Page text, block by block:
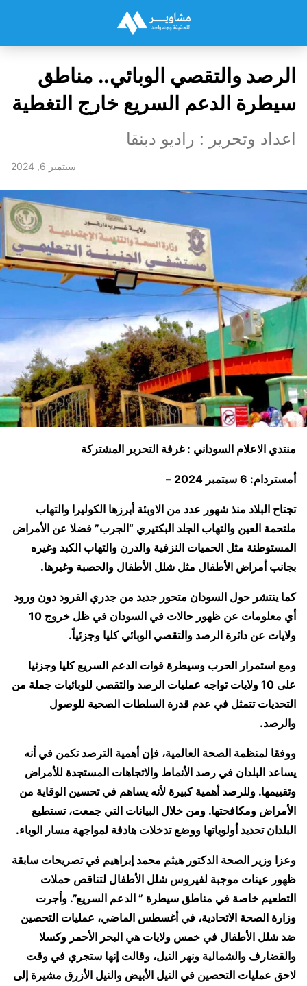
الرصد والتقصي الوبائي.. مناطق
سيطرة الدعم السريع خارج التغطية
اعداد وتحرير : راديو دبنقا
سبتمبر 6, 2024
منتدي الاعلام السوداني : غرفة التحرير المشتركة
أمستردام: 6 سبتمبر 2024 –
تجتاح البلاد منذ شهور عدد من الاوبئة أبرزها الكوليرا والتهاب
ملتحمة العين والتهاب الجلد البكتيري “الجرب” فضلا عن الأمراض
المستوطنة مثل الحميات النزفية والدرن والتهاب الكبد وغيره
بجانب أمراض الأطفال مثل شلل الأطفال والحصبة وغيرها.
كما ينتشر حول السودان متحور جديد من جدري القرود دون ورود
أي معلومات عن ظهور حالات في السودان في ظل خروج 10
ولايات عن دائرة الرصد والتقصي الوبائي كليا وجزئياً.
ومع استمرار الحرب وسيطرة قوات الدعم السريع كليا وجزئيا
على 10 ولايات تواجه عمليات الرصد والتقصي للوبائيات جملة من
التحديات تتمثل في عدم قدرة السلطات الصحية للوصول
والرصد.
ووفقا لمنظمة الصحة العالمية، فإن أهمية الترصد تكمن في أنه
يساعد البلدان في رصد الأنماط والاتجاهات المستجدة للأمراض
وتقييمها. وللرصد أهمية كبيرة لأنه يساهم في تحسين الوقاية من
الأمراض ومكافحتها. ومن خلال البيانات التي جمعت، تستطيع
البلدان تحديد أولوياتها ووضع تدخلات هادفة لمواجهة مسار الوباء.
وعزا وزير الصحة الدكتور هيثم محمد إبراهيم في تصريحات سابقة
ظهور عينات موجبة لفيروس شلل الأطفال لتناقص حملات
التطعيم خاصة في مناطق سيطرة ” الدعم السريع”. وأجرت
وزارة الصحة الاتحادية، في أغسطس الماضي، عمليات التحصين
ضد شلل الأطفال في خمس ولايات هي البحر الأحمر وكسلا
والقضارف والشمالية ونهر النيل، وقالت إنها ستجري في وقت
لاحق عمليات التحصين في النيل الأبيض والنيل الأزرق مشيرة إلى